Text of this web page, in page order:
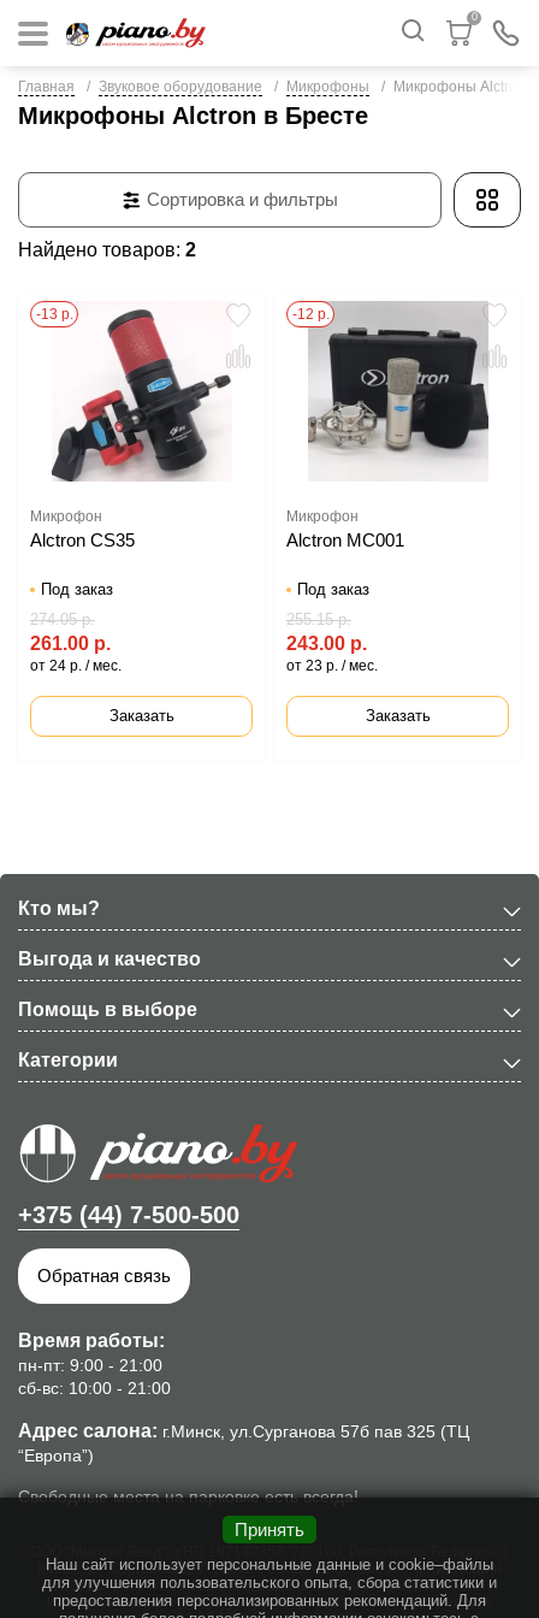
0
Главная Звуковое оборудование Микрофоны Микрофоны Alctron
Микрофоны Alctron в Бресте
Найдено товаров: 2
Сортировка и фильтры
-13 р.
Микрофон
Alctron CS35
Под заказ
261.00 р.
274.05 р.
от 24 р. / мес.
Заказать
-12 р.
Микрофон
Alctron MC001
Под заказ
243.00 р.
255.15 р.
от 23 р. / мес.
Заказать
Кто мы?
Выгода и качество
Помощь в выборе
Категории
+375 (44) 7-500-500
Обратная связь
Время работы:
пн-пт: 9:00 - 21:00
сб-вс: 10:00 - 21:00
Адрес салона: г.Минск, ул.Сурганова 57б пав 325 (ТЦ
“Европа”)
Свободные места на парковке есть всегда!
Минск, ул. Сурганова, 57б, пом.8. Свидетельство о гос. регистрации
№192142352 от 16.10.2013г., выдано Минским горисполкомом.
Интернет-магазин piano.by зарегистрирован в торговом реестре
Принять
Наш сайт использует персональные данные и cookie–файлы
для улучшения пользовательского опыта, сбора статистики и
предоставления персонализированных рекомендаций. Для